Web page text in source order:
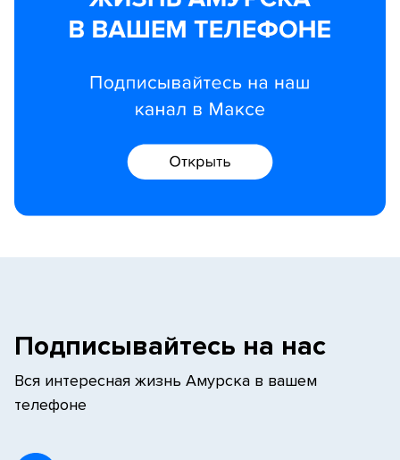
Подписывайтесь на нас
Вся интересная жизнь Амурска в вашем
телефоне